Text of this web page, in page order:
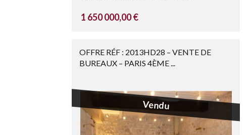
1 650 000,00 €
OFFRE RÉF : 2013HD28 – VENTE DE
BUREAUX – PARIS 4ÈME ...
Vendu